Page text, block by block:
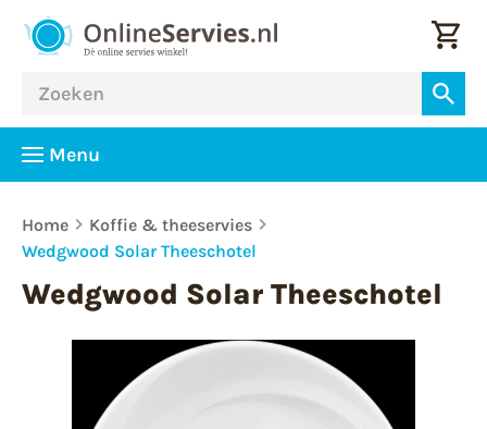
Menu
Home
Koffie & theeservies
Wedgwood Solar Theeschotel
Wedgwood Solar Theeschotel